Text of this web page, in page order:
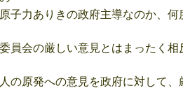
子力ありきの政府主導なのか、何
員会の厳しい意見とはまったく相
の原発への意見を政府に対して、